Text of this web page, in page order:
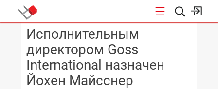
КОНФЕРЕНЦИИ
Исполнительным
директором Goss
International назначен
Йохен Майсснер